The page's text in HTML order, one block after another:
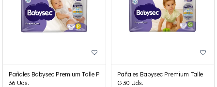
Pañales Babysec Premium Talle P
36 Uds.
Pañales Babysec Premium Talle
G 30 Uds.